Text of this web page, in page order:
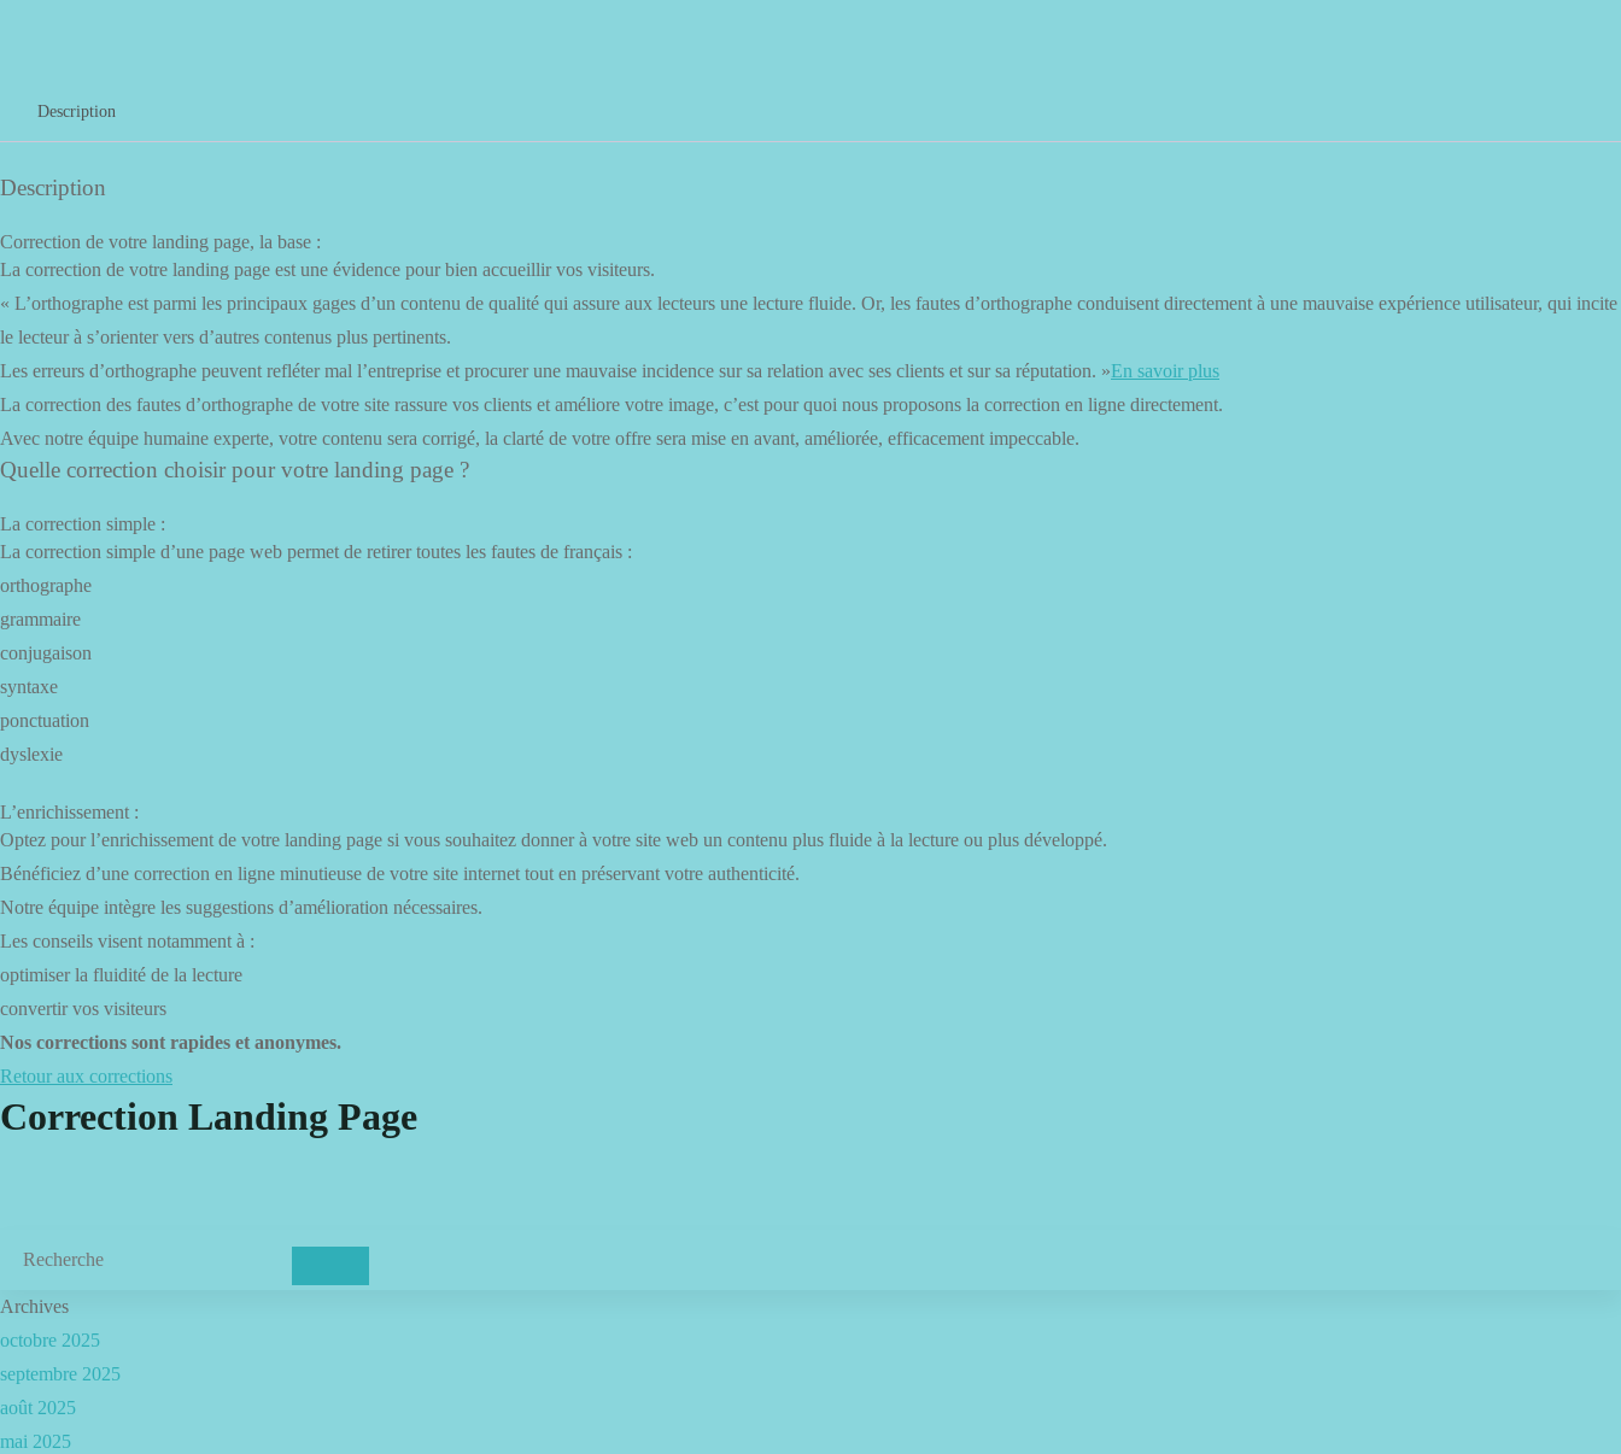
Description
Description
Correction de votre landing page, la base :
La correction de votre landing page est une évidence pour bien accueillir vos visiteurs.
« L’orthographe est parmi les principaux gages d’un contenu de qualité qui assure aux lecteurs une lecture fluide. Or, les fautes d’orthographe conduisent directement à une mauvaise expérience utilisateur, qui incite
le lecteur à s’orienter vers d’autres contenus plus pertinents.
Les erreurs d’orthographe peuvent refléter mal l’entreprise et procurer une mauvaise incidence sur sa relation avec ses clients et sur sa réputation. »En savoir plus
La correction des fautes d’orthographe de votre site rassure vos clients et améliore votre image, c’est pour quoi nous proposons la correction en ligne directement.
Avec notre équipe humaine experte, votre contenu sera corrigé, la clarté de votre offre sera mise en avant, améliorée, efficacement impeccable.
Quelle correction choisir pour votre landing page ?
La correction simple :
La correction simple d’une page web permet de retirer toutes les fautes de français :
orthographe
grammaire
conjugaison
syntaxe
ponctuation
dyslexie
L’enrichissement :
Optez pour l’enrichissement de votre landing page si vous souhaitez donner à votre site web un contenu plus fluide à la lecture ou plus développé.
Bénéficiez d’une correction en ligne minutieuse de votre site internet tout en préservant votre authenticité.
Notre équipe intègre les suggestions d’amélioration nécessaires.
Les conseils visent notamment à :
optimiser la fluidité de la lecture
convertir vos visiteurs
Nos corrections sont rapides et anonymes.
Retour aux corrections
Correction Landing Page
Archives
octobre 2025
septembre 2025
août 2025
mai 2025